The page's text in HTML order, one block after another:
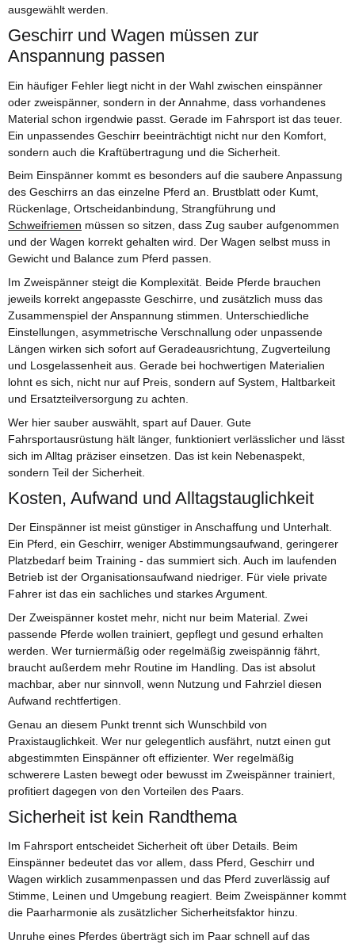
ausgewählt werden.
Geschirr und Wagen müssen zur
Anspannung passen
Ein häufiger Fehler liegt nicht in der Wahl zwischen einspänner
oder zweispänner, sondern in der Annahme, dass vorhandenes
Material schon irgendwie passt. Gerade im Fahrsport ist das teuer.
Ein unpassendes Geschirr beeinträchtigt nicht nur den Komfort,
sondern auch die Kraftübertragung und die Sicherheit.
Beim Einspänner kommt es besonders auf die saubere Anpassung
des Geschirrs an das einzelne Pferd an. Brustblatt oder Kumt,
Rückenlage, Ortscheidanbindung, Strangführung und
Schweifriemen müssen so sitzen, dass Zug sauber aufgenommen
und der Wagen korrekt gehalten wird. Der Wagen selbst muss in
Gewicht und Balance zum Pferd passen.
Im Zweispänner steigt die Komplexität. Beide Pferde brauchen
jeweils korrekt angepasste Geschirre, und zusätzlich muss das
Zusammenspiel der Anspannung stimmen. Unterschiedliche
Einstellungen, asymmetrische Verschnallung oder unpassende
Längen wirken sich sofort auf Geradeausrichtung, Zugverteilung
und Losgelassenheit aus. Gerade bei hochwertigen Materialien
lohnt es sich, nicht nur auf Preis, sondern auf System, Haltbarkeit
und Ersatzteilversorgung zu achten.
Wer hier sauber auswählt, spart auf Dauer. Gute
Fahrsportausrüstung hält länger, funktioniert verlässlicher und lässt
sich im Alltag präziser einsetzen. Das ist kein Nebenaspekt,
sondern Teil der Sicherheit.
Kosten, Aufwand und Alltagstauglichkeit
Der Einspänner ist meist günstiger in Anschaffung und Unterhalt.
Ein Pferd, ein Geschirr, weniger Abstimmungsaufwand, geringerer
Platzbedarf beim Training - das summiert sich. Auch im laufenden
Betrieb ist der Organisationsaufwand niedriger. Für viele private
Fahrer ist das ein sachliches und starkes Argument.
Der Zweispänner kostet mehr, nicht nur beim Material. Zwei
passende Pferde wollen trainiert, gepflegt und gesund erhalten
werden. Wer turniermäßig oder regelmäßig zweispännig fährt,
braucht außerdem mehr Routine im Handling. Das ist absolut
machbar, aber nur sinnvoll, wenn Nutzung und Fahrziel diesen
Aufwand rechtfertigen.
Genau an diesem Punkt trennt sich Wunschbild von
Praxistauglichkeit. Wer nur gelegentlich ausfährt, nutzt einen gut
abgestimmten Einspänner oft effizienter. Wer regelmäßig
schwerere Lasten bewegt oder bewusst im Zweispänner trainiert,
profitiert dagegen von den Vorteilen des Paars.
Sicherheit ist kein Randthema
Im Fahrsport entscheidet Sicherheit oft über Details. Beim
Einspänner bedeutet das vor allem, dass Pferd, Geschirr und
Wagen wirklich zusammenpassen und das Pferd zuverlässig auf
Stimme, Leinen und Umgebung reagiert. Beim Zweispänner kommt
die Paarharmonie als zusätzlicher Sicherheitsfaktor hinzu.
Unruhe eines Pferdes überträgt sich im Paar schnell auf das